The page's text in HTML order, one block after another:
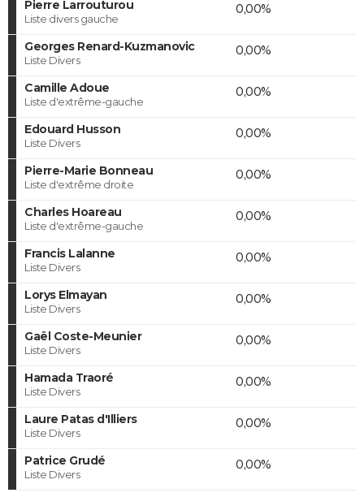
Pierre Larrouturou
Liste divers gauche
0,00%
Georges Renard-Kuzmanovic
Liste Divers
0,00%
Camille Adoue
Liste d'extrême-gauche
0,00%
Edouard Husson
Liste Divers
0,00%
Pierre-Marie Bonneau
Liste d'extrême droite
0,00%
Charles Hoareau
Liste d'extrême-gauche
0,00%
Francis Lalanne
Liste Divers
0,00%
Lorys Elmayan
Liste Divers
0,00%
Gaël Coste-Meunier
Liste Divers
0,00%
Hamada Traoré
Liste Divers
0,00%
Laure Patas d'Illiers
Liste Divers
0,00%
Patrice Grudé
Liste Divers
0,00%